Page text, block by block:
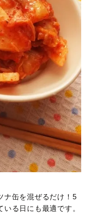
ナ缶を混ぜるだけ！5
る日にも最適です。